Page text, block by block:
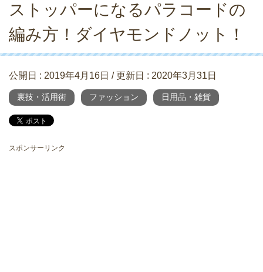
ストッパーになるパラコードの
編み方！ダイヤモンドノット！
公開日 : 2019年4月16日 / 更新日 : 2020年3月31日
裏技・活用術 ファッション 日用品・雑貨
スポンサーリンク